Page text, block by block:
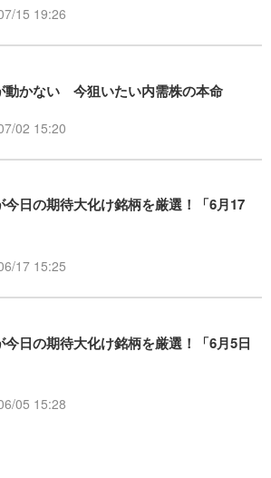
15 19:26
動かない 今狙いたい内需株の本命
02 15:20
日の期待大化け銘柄を厳選！「6月17
17 15:25
日の期待大化け銘柄を厳選！「6月5日
05 15:28